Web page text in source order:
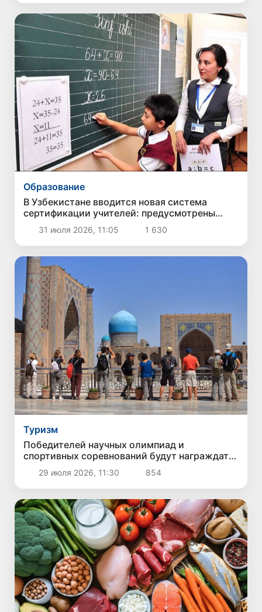
Образование
В Узбекистане вводится новая система
сертификации учителей: предусмотрены
новые уровни оценки знаний и премии
31 июля 2026, 11:05 1 630
Туризм
Победителей научных олимпиад и
спортивных соревнований будут награждать
поездками по Узбекистану
29 июля 2026, 11:30 854